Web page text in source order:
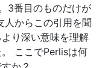
3番目のものだけが
人からこの引用を聞
り深い意味を理解
ここでPerlisは何